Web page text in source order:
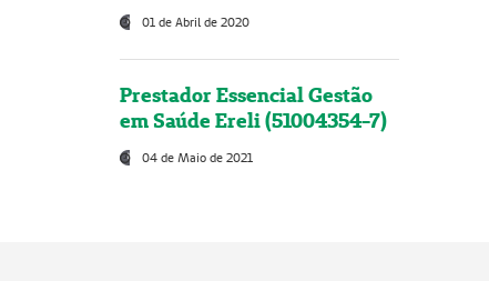
01 de Abril de 2020
Prestador Essencial Gestão
em Saúde Ereli (51004354-7)
04 de Maio de 2021